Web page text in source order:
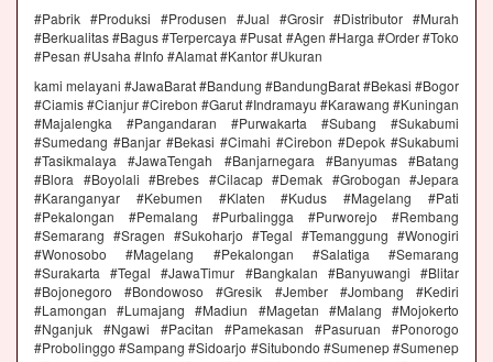
#Pabrik #Produksi #Produsen #Jual #Grosir #Distributor #Murah
#Berkualitas #Bagus #Terpercaya #Pusat #Agen #Harga #Order #Toko
#Pesan #Usaha #Info #Alamat #Kantor #Ukuran
kami melayani #JawaBarat #Bandung #BandungBarat #Bekasi #Bogor
#Ciamis #Cianjur #Cirebon #Garut #Indramayu #Karawang #Kuningan
#Majalengka #Pangandaran #Purwakarta #Subang #Sukabumi
#Sumedang #Banjar #Bekasi #Cimahi #Cirebon #Depok #Sukabumi
#Tasikmalaya #JawaTengah #Banjarnegara #Banyumas #Batang
#Blora #Boyolali #Brebes #Cilacap #Demak #Grobogan #Jepara
#Karanganyar #Kebumen #Klaten #Kudus #Magelang #Pati
#Pekalongan #Pemalang #Purbalingga #Purworejo #Rembang
#Semarang #Sragen #Sukoharjo #Tegal #Temanggung #Wonogiri
#Wonosobo #Magelang #Pekalongan #Salatiga #Semarang
#Surakarta #Tegal #JawaTimur #Bangkalan #Banyuwangi #Blitar
#Bojonegoro #Bondowoso #Gresik #Jember #Jombang #Kediri
#Lamongan #Lumajang #Madiun #Magetan #Malang #Mojokerto
#Nganjuk #Ngawi #Pacitan #Pamekasan #Pasuruan #Ponorogo
#Probolinggo #Sampang #Sidoarjo #Situbondo #Sumenep #Sumenep